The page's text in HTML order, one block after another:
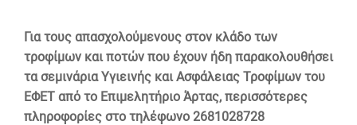
Για τους απασχολούμενους στον κλάδο των
τροφίμων και ποτών που έχουν ήδη παρακολουθήσει
τα σεμινάρια Υγιεινής και Ασφάλειας Τροφίμων του
ΕΦΕΤ από το Επιμελητήριο Άρτας, περισσότερες
πληροφορίες στο τηλέφωνο 2681028728